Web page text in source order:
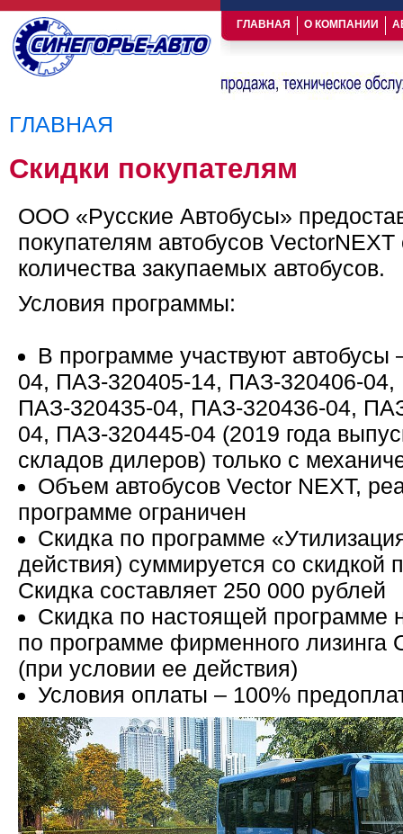
ГЛАВНАЯ О КОМПАНИИ
Вы здесь
ГЛАВНАЯ
Скидки покупателям
ООО «Русские Автобусы»
покупателям автобусов VectorNEXT
количества закупаемых автобусов.
Условия программы:
В программе участвуют
04, ПАЗ-320405-14, ПАЗ-320406-
ПАЗ-320435-04, ПАЗ-320436-04,
04, ПАЗ-320445-04 (2019 года
складов дилеров) только с
Объем автобусов Vector NEXT,
программе ограничен
Скидка по программе
действия) суммируется со
Скидка составляет 250 000 рублей
Скидка по настоящей программе
по программе фирменного
(при условии ее действия)
Условия оплаты – 100%